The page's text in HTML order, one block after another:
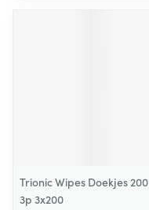
Trionic Wipes Doekjes 200
3p 3x200